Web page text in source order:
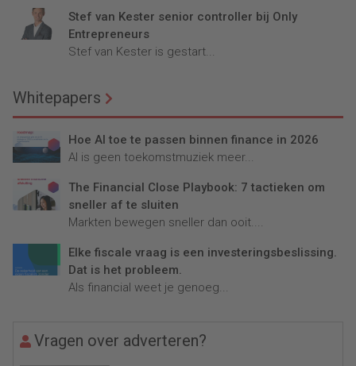
Stef van Kester senior controller bij Only
Entrepreneurs
Stef van Kester is gestart...
Whitepapers
Hoe AI toe te passen binnen finance in 2026
AI is geen toekomstmuziek meer...
The Financial Close Playbook: 7 tactieken om
sneller af te sluiten
Markten bewegen sneller dan ooit....
Elke fiscale vraag is een investeringsbeslissing.
Dat is het probleem.
Als financial weet je genoeg...
Vragen over adverteren?